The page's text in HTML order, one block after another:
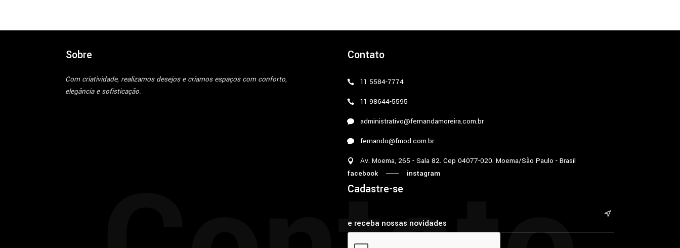
Sobre
Com criatividade, realizamos desejos e criamos espaços com conforto,
elegância e sofisticação.
Contato
11 5584-7774
11 98644-5595
administrativo@fernandamoreira.com.br
fernando@fmod.com.br
Av. Moema, 265 - Sala 82. Cep 04077-020. Moema/São Paulo - Brasil
facebook
instagram
Cadastre-se
&